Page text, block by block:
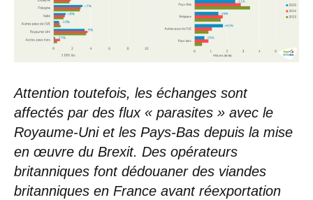
Attention toutefois, les échanges sont
affectés par des flux « parasites » avec le
Royaume-Uni et les Pays-Bas depuis la mise
en œuvre du Brexit. Des opérateurs
britanniques font dédouaner des viandes
britanniques en France avant réexportation